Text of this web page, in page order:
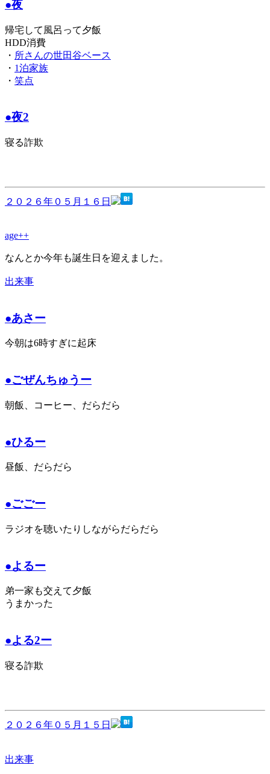
●夜
帰宅して風呂って夕飯
HDD消費
・ 所さんの世田谷ベース
・ 1泊家族
・ 笑点
●夜2
寝る詐欺
２０２６年０５月１６日
age++
なんとか今年も誕生日を迎えました。
出来事
●あさー
今朝は6時すぎに起床
●ごぜんちゅうー
朝飯、コーヒー、だらだら
●ひるー
昼飯、だらだら
●ごごー
ラジオを聴いたりしながらだらだら
●よるー
弟一家も交えて夕飯
うまかった
●よる2ー
寝る詐欺
２０２６年０５月１５日
出来事